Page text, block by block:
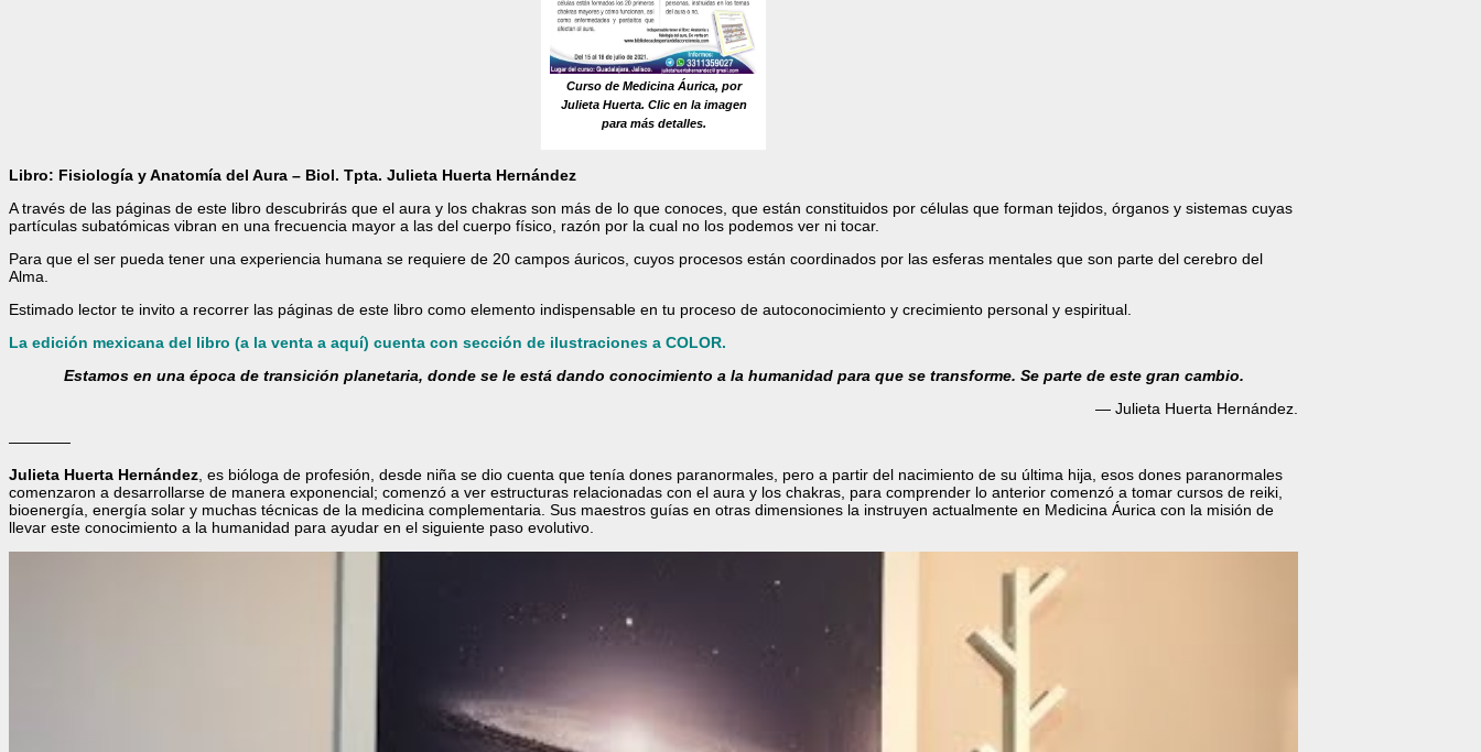
Curso de Medicina Áurica, por
Julieta Huerta. Clic en la imagen
para más detalles.
Libro: Fisiología y Anatomía del Aura – Biol. Tpta. Julieta Huerta Hernández
A través de las páginas de este libro descubrirás que el aura y los chakras son más de lo que conoces, que están constituidos por células que forman tejidos, órganos y sistemas cuyas
partículas subatómicas vibran en una frecuencia mayor a las del cuerpo físico, razón por la cual no los podemos ver ni tocar.
Para que el ser pueda tener una experiencia humana se requiere de 20 campos áuricos, cuyos procesos están coordinados por las esferas mentales que son parte del cerebro del
Alma.
Estimado lector te invito a recorrer las páginas de este libro como elemento indispensable en tu proceso de autoconocimiento y crecimiento personal y espiritual.
La edición mexicana del libro (a la venta a aquí) cuenta con sección de ilustraciones a COLOR.
Estamos en una época de transición planetaria, donde se le está dando conocimiento a la humanidad para que se transforme. Se parte de este gran cambio.
— Julieta Huerta Hernández.
————
Julieta Huerta Hernández , es bióloga de profesión, desde niña se dio cuenta que tenía dones paranormales, pero a partir del nacimiento de su última hija, esos dones paranormales
comenzaron a desarrollarse de manera exponencial; comenzó a ver estructuras relacionadas con el aura y los chakras, para comprender lo anterior comenzó a tomar cursos de reiki,
bioenergía, energía solar y muchas técnicas de la medicina complementaria. Sus maestros guías en otras dimensiones la instruyen actualmente en Medicina Áurica con la misión de
llevar este conocimiento a la humanidad para ayudar en el siguiente paso evolutivo.